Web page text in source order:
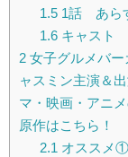
1.51話 あら
1.6キャスト
2 女子グルメバ
ャスミン主演＆
マ・映画・アニ
原作はこちら！
2.1 オススメ